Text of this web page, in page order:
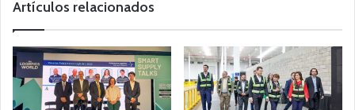
Artículos relacionados